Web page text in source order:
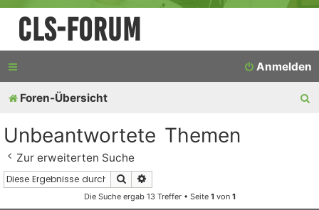
CLS-Forum
Anmelden
Foren-Übersicht
Unbeantwortete Themen
Zur erweiterten Suche
Suche
Die Suche ergab 13 Treffer • Seite 1von 1